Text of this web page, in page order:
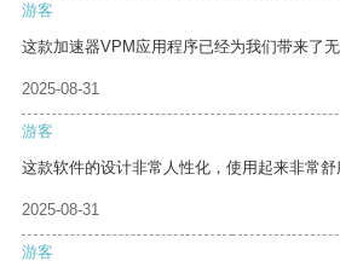
游客
这款加速器VPM应用程序已经为我们带来了无
2025-08-31
游客
这款软件的设计非常人性化，使用起来非常舒
2025-08-31
游客